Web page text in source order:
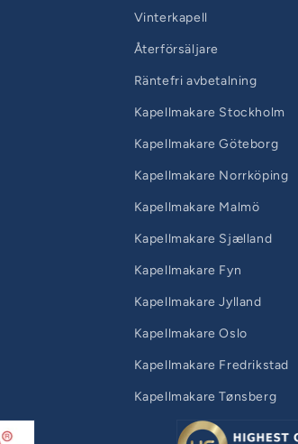
Vinterkapell
Återförsäljare
Räntefri avbetalning
Kapellmakare Stockholm
Kapellmakare Göteborg
Kapellmakare Norrköping
Kapellmakare Malmö
Kapellmakare Sjælland
Kapellmakare Fyn
Kapellmakare Jylland
Kapellmakare Oslo
Kapellmakare Fredrikstad
Kapellmakare Tønsberg